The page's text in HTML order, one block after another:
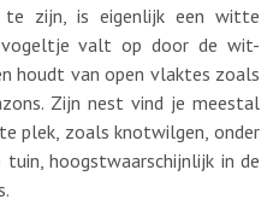
zijn, is eigenlijk een witte
valt op door de wit-
houdt van open vlaktes zoals
Zijn nest vind je meestal
plek, zoals knotwilgen, onder
hoogstwaarschijnlijk in de